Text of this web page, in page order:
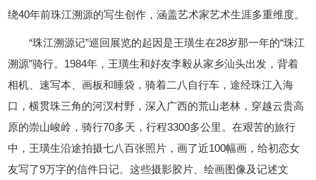
绕40年前珠江溯源的写生创作，涵盖艺术家艺术生涯多重维度。
“珠江溯源记”巡回展览的起因是王璜生在28岁那一年的“珠江
溯源”骑行。1984年，王璜生和好友李毅从家乡汕头出发，背着
相机、速写本、画板和睡袋，骑着二八自行车，途经珠江入海
口，横贯珠三角的河汊村野，深入广西的荒山老林，穿越云贵高
原的崇山峻岭，骑行70多天，行程3300多公里。在艰苦的旅行
中，王璜生沿途拍摄七八百张照片，画了近100幅画，给初恋女
友写了9万字的信件日记。这些摄影胶片、绘画图像及记述文